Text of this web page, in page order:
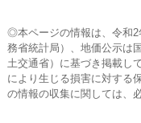
◎本ページの情報は、令和2
務省統計局）、地価公示は
土交通省）に基づき掲載し
により生じる損害に対する
の情報の収集に関しては、